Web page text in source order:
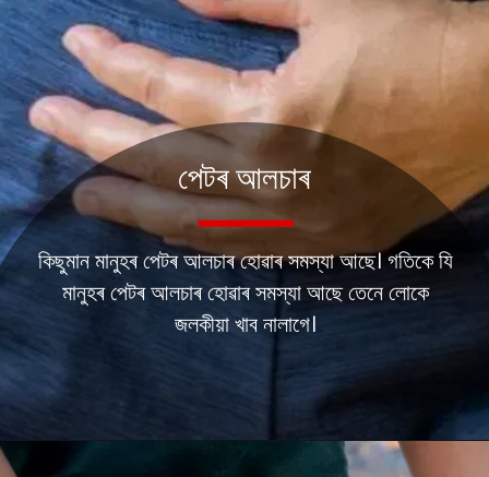
কিছুমান মানুহৰ পেটৰ আলচাৰ হোৱাৰ সমস্যা আছে। গতিকে যি
মানুহৰ পেটৰ আলচাৰ হোৱাৰ সমস্যা আছে তেনে লোকে
জলকীয়া খাব নালাগে।
পেটৰ আলচাৰ